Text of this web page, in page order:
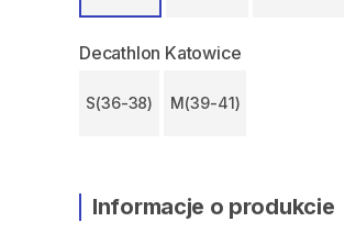
Decathlon Katowice
S(36-38) M(39-41)
Informacje o produkcie